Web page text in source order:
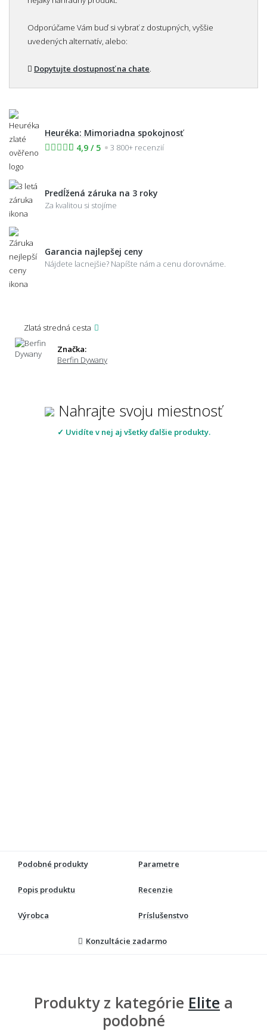
Odporúčame Vám buď si vybrať z dostupných, vyššie
uvedených alternatív, alebo:
Dopytujte dostupnosť na chate
Heuréka: Mimoriadna spokojnosť
4,9 / 5
3 800+ recenzií
Predĺžená záruka na 3 roky
Za kvalitou si stojíme
Garancia najlepšej ceny
Nájdete lacnejšie? Napíšte nám a cenu dorovnáme.
Zlatá stredná cesta
Značka:
Berfin Dywany
Nahrajte svoju miestnosť
✓ Uvidíte v nej aj všetky ďalšie produkty.
Podobné produkty Parametre
Popis produktu Recenzie
Výrobca Príslušenstvo
Konzultácie zadarmo
Produkty z kategórie Elite a
podobné